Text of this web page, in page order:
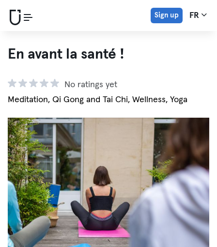
Sign up FR
En avant la santé !
No ratings yet
Meditation, Qi Gong and Tai Chi, Wellness, Yoga